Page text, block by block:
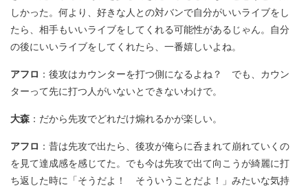
しかった。何より、好きな人との対バンで自分がいいライブをし
たら、相手もいいライブをしてくれる可能性があるじゃん。自分
の後にいいライブをしてくれたら、一番嬉しいよね。
アフロ ：後攻はカウンターを打つ側になるよね？ でも、カウン
ターって先に打つ人がいないとできないわけで。
大森 ：だから先攻でどれだけ煽れるかが楽しい。
アフロ ：昔は先攻で出たら、後攻が俺らに呑まれて崩れていくの
を見て達成感を感じてた。でも今は先攻で出て向こうが綺麗に打
ち返した時に「そうだよ！ そういうことだよ！」みたいな気持